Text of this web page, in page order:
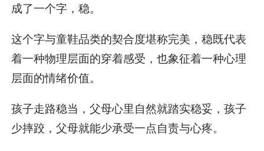
成了一个字，稳。
这个字与童鞋品类的契合度堪称完美，稳既代表
着一种物理层面的穿着感受，也象征着一种心理
层面的情绪价值。
孩子走路稳当，父母心里自然就踏实稳妥，孩子
少摔跤，父母就能少承受一点自责与心疼。